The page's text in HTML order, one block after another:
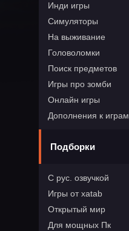
Инди игры
Симуляторы
На выживание
Головоломки
Поиск предметов
Игры про зомби
Онлайн игры
Дополнения к играм
Подборки
С рус. озвучкой
Игры от xatab
Открытый мир
Для мощных Пк